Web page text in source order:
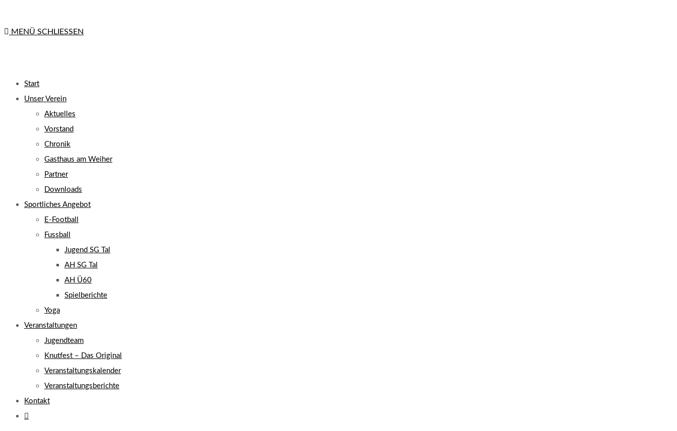
MENÜ SCHLIESSEN
Start
Unser Verein
Aktuelles
Vorstand
Chronik
Gasthaus am Weiher
Partner
Downloads
Sportliches Angebot
E-Football
Fussball
Jugend SG Tal
AH SG Tal
AH Ü60
Spielberichte
Yoga
Veranstaltungen
Jugendteam
Knutfest – Das Original
Veranstaltungskalender
Veranstaltungsberichte
Kontakt
Website-